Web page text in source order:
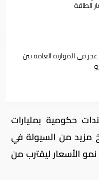
الطاقة
في الموازنة العامة بين
حكومية بمليارات
مزيد من السيولة في
الأسعار ليقترب من